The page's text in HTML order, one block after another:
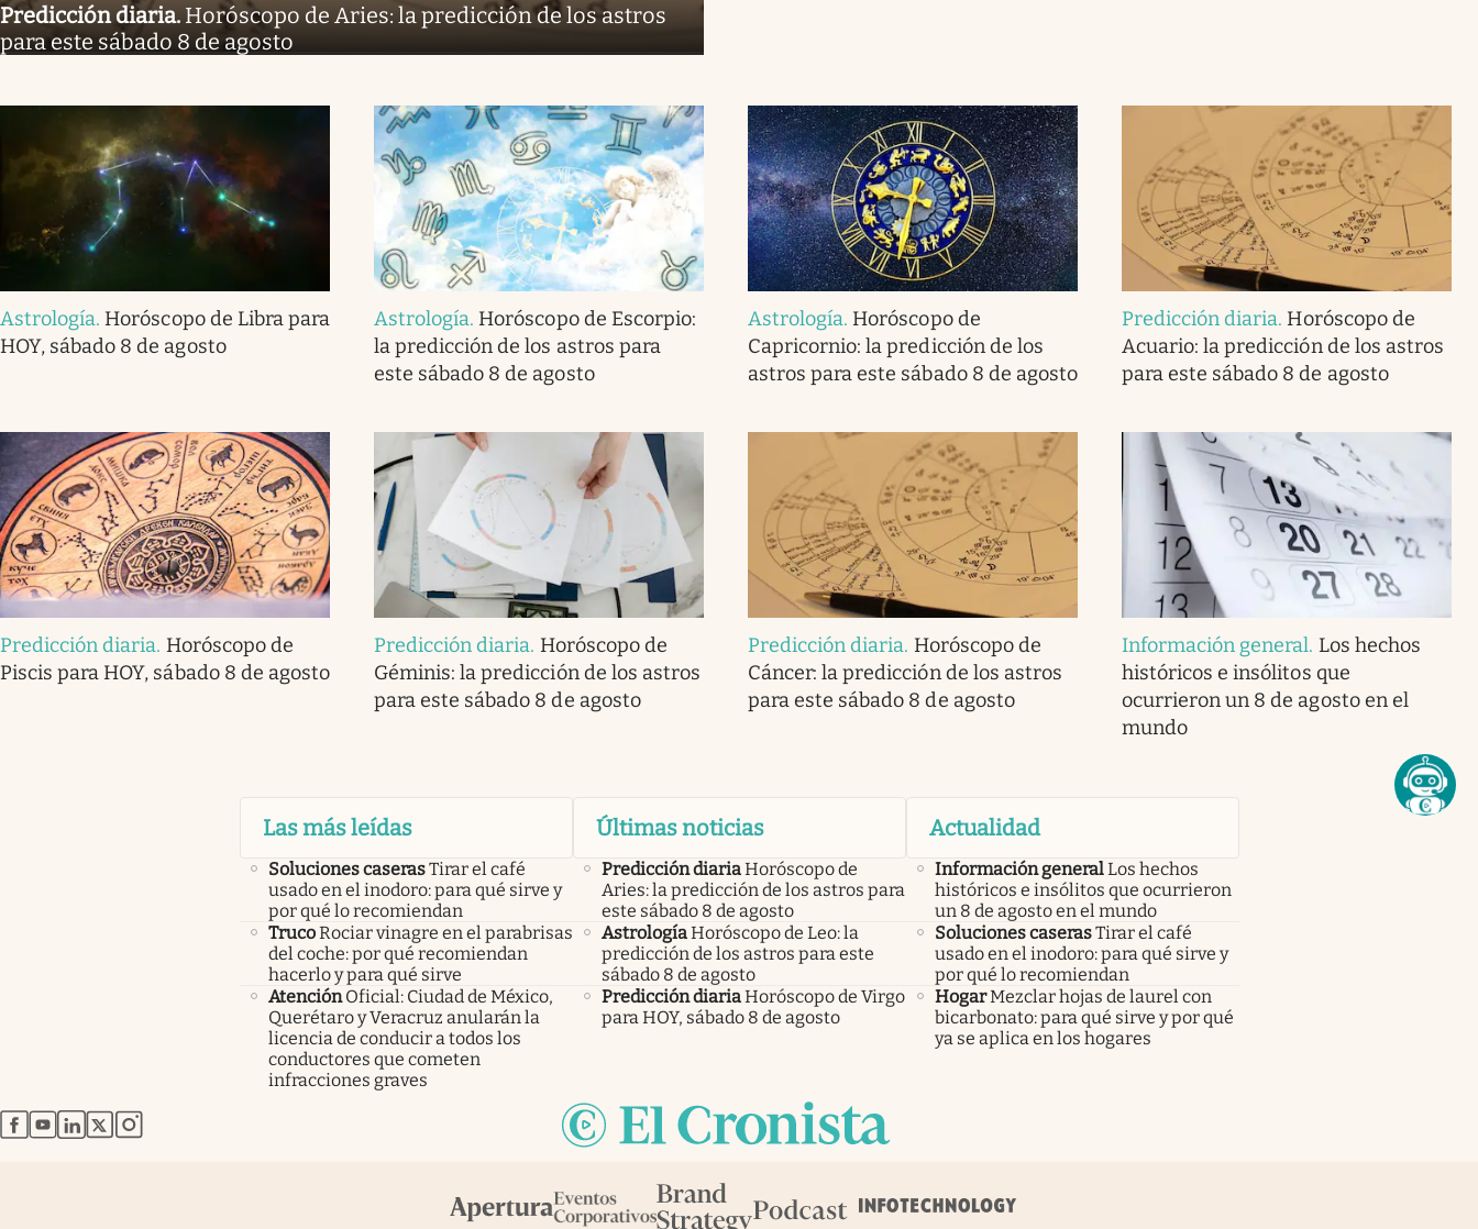
Predicción diaria. Horóscopo de Aries: la predicción de los astros
para este sábado 8 de agosto
Astrología. Horóscopo de Libra para
HOY, sábado 8 de agosto
Astrología. Horóscopo de Escorpio:
la predicción de los astros para
este sábado 8 de agosto
Astrología. Horóscopo de
Capricornio: la predicción de los
astros para este sábado 8 de agosto
Predicción diaria. Horóscopo de
Acuario: la predicción de los astros
para este sábado 8 de agosto
Predicción diaria. Horóscopo de
Piscis para HOY, sábado 8 de agosto
Predicción diaria. Horóscopo de
Géminis: la predicción de los astros
para este sábado 8 de agosto
Predicción diaria. Horóscopo de
Cáncer: la predicción de los astros
para este sábado 8 de agosto
Información general. Los hechos
históricos e insólitos que
ocurrieron un 8 de agosto en el
mundo
Las más leídas
Soluciones caserasTirar el café
usado en el inodoro: para qué sirve y
por qué lo recomiendan
TrucoRociar vinagre en el parabrisas
del coche: por qué recomiendan
hacerlo y para qué sirve
Atención Oficial: Ciudad de México,
Querétaro y Veracruz anularán la
licencia de conducir a todos los
conductores que cometen
infracciones graves
Últimas noticias
Predicción diariaHoróscopo de
Aries: la predicción de los astros para
este sábado 8 de agosto
AstrologíaHoróscopo de Leo: la
predicción de los astros para este
sábado 8 de agosto
Predicción diariaHoróscopo de Virgo
para HOY, sábado 8 de agosto
Actualidad
Información generalLos hechos
históricos e insólitos que ocurrieron
un 8 de agosto en el mundo
Soluciones caserasTirar el café
usado en el inodoro: para qué sirve y
por qué lo recomiendan
HogarMezclar hojas de laurel con
bicarbonato: para qué sirve y por qué
ya se aplica en los hogares
abre en nueva pestaña
abre en nueva pestaña
abre en nueva pestaña
abre en nueva pestaña
abre en nueva pestaña